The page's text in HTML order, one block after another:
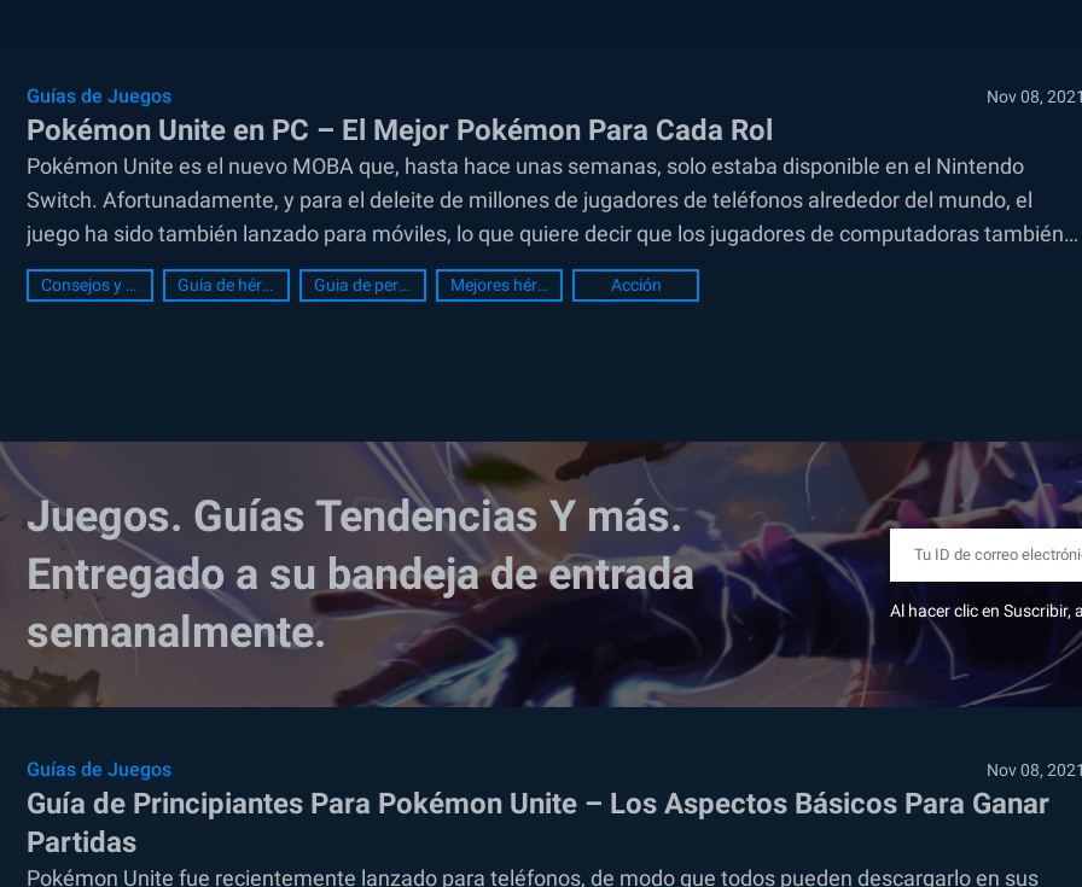
Guías de Juegos Nov 08,
Pokémon Unite en PC – El Mejor Pokémon Para Cada Rol
Pokémon Unite es el nuevo MOBA que, hasta hace unas semanas, solo estaba disponible en el Nintendo
Switch. Afortunadamente, y para el deleite de millones de jugadores de teléfonos alrededor del mundo, el
juego ha sido también lanzado para móviles, lo que quiere decir que los jugadores de computadoras también
pueden...
Consejos y Trucos Guía de héroe Guia de personajes Mejores héroes Acción
Juegos. Guías Tendencias Y más.
Entregado a su bandeja de entrada
semanalmente.
Al hacer clic en Suscribir,
Guías de Juegos Nov 08,
Guía de Principiantes Para Pokémon Unite – Los Aspectos Básicos Para Ganar
Partidas
Pokémon Unite fue recientemente lanzado para teléfonos, de modo que todos pueden descargarlo en sus